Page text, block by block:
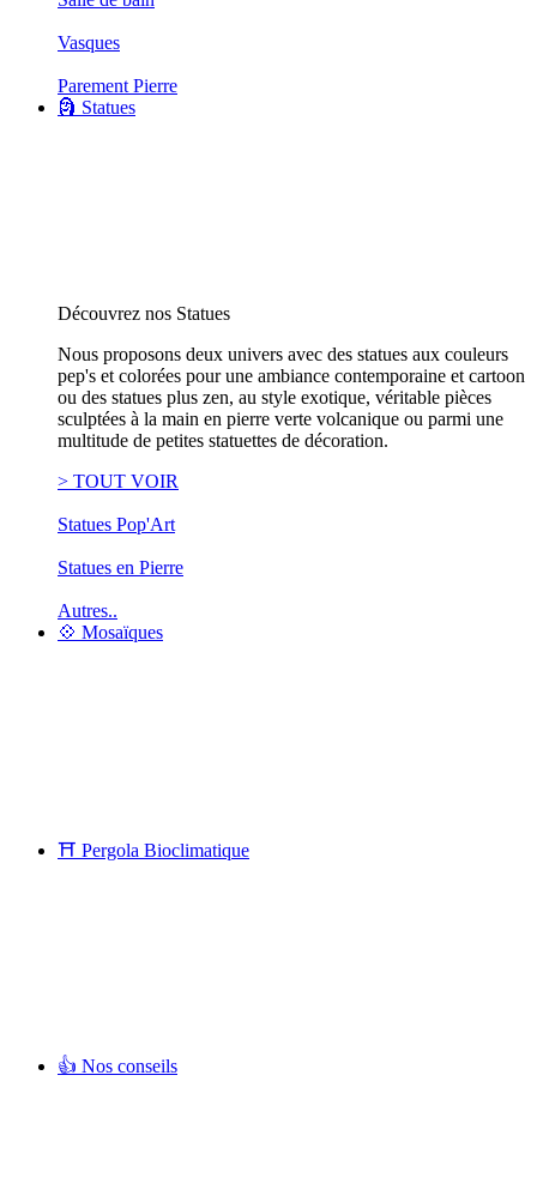
Vasques
Parement Pierre
🗿 Statues
Découvrez nos Statues
Nous proposons deux univers avec des statues aux couleurs
pep's et colorées pour une ambiance contemporaine et cartoon
ou des statues plus zen, au style exotique, véritable pièces
sculptées à la main en pierre verte volcanique ou parmi une
multitude de petites statuettes de décoration.
> TOUT VOIR
Statues Pop'Art
Statues en Pierre
Autres..
💠 Mosaïques
⛩ Pergola Bioclimatique
👍 Nos conseils